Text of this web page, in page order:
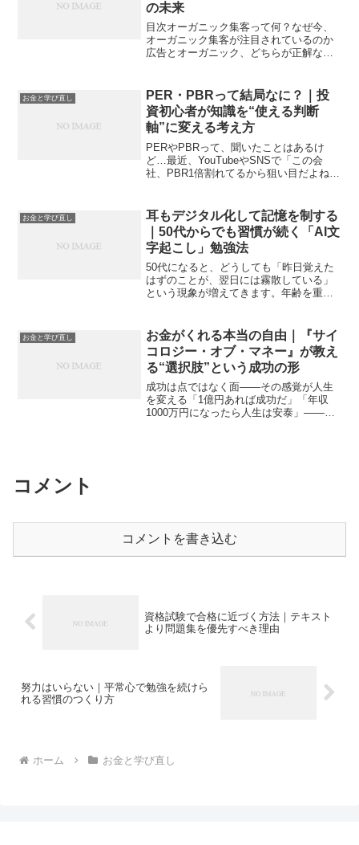
の未来
目次オーガニック集客って何？なぜ今、
オーガニック集客が注目されているのか
広告とオーガニック、どちらが正解なの
要なたった一つの視点有名企業も実践す
る「オーガニック集客」...
お金と学び直し
PER・PBRって結局なに？｜投
資初心者が知識を“使える判断
軸”に変える考え方
PERやPBRって、聞いたことはあるけ
ど…最近、YouTubeやSNSで「この会
社、PBR1倍割れてるから狙い目だよね」
いった実業家たちがよく使う用語、
PER・PBR・...
お金と学び直し
耳もデジタル化して記憶を制する
｜50代からでも習慣が続く「AI文
字起こし」勉強法
50代になると、どうしても「昨日覚えた
はずのことが、翌日には霧散している」
という現象が増えてきます。年齢を重ね
つかってきた一人です。しかし、ここで
悲観しても意味がありま...
お金と学び直し
お金がくれる本当の自由｜『サイ
コロジー・オブ・マネー』が教え
る“選択肢”という成功の形
成功は点ではなく面――その感覚が人生
を変える「1億円あれば成功だ」「年収
1000万円になったら人生は安泰」――こ
コメント
コメントを書き込む
資格試験で合格に近づく方法｜テキスト
より問題集を優先すべき理由
努力はいらない｜平常心で勉強を続けら
れる習慣のつくり方
ホーム お金と学び直し